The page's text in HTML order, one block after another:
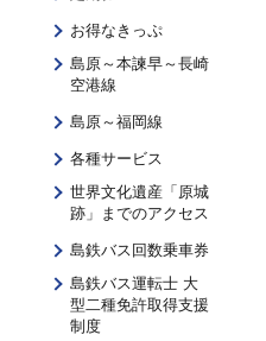
お得なきっぷ
島原～本諫早～長崎
空港線
島原～福岡線
各種サービス
世界文化遺産「原城
跡」までのアクセス
島鉄バス回数乗車券
島鉄バス運転士 大
型二種免許取得支援
制度